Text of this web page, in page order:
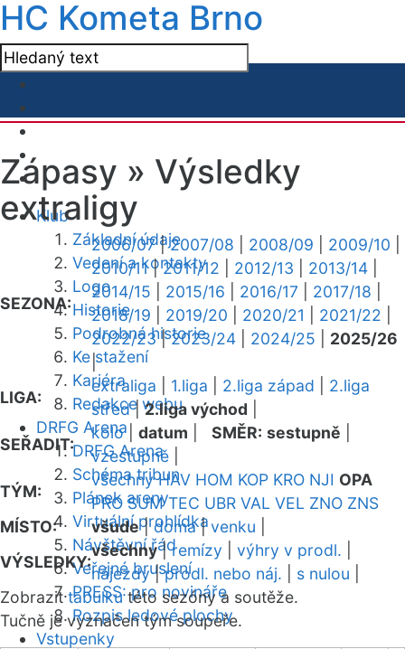
HC Kometa Brno
Klub
Základní údaje
Vedení a kontakty
Logo
Historie
Podrobná historie
Ke stažení
Kariéra
Redakce webu
DRFG Arena
DRFG Arena
Schéma tribun
Plánek areny
Virtuální prohlídka
Návštěvní řád
Veřejné bruslení
PRESS: pro novináře
Rozpis ledové plochy
Vstupenky
Zápasy » Výsledky
extraligy
SEZONA:
2006/07|2007/08 2008/09 2009/10
2010/11|2011/12 2012/13 2013/14
2014/15
2015/16 2016/17 2017/18
2018/19
2019/20 2020/21 2021/22
2022/23|2023/24 2024/25
2025/26
|
LIGA:
extraliga 1.liga 2.liga západ
2.liga
střed|2.liga východ
SEŘADIT:
kolo| datum SMĚR: sestupně
vzestupně
TÝM:
všechny HAV HOM KOP KRO NJI OPA
PRO SUM TEC UBR VAL VEL ZNO ZNS
MÍSTO:
všude|doma|venku
VÝSLEDKY:
všechny|remízy výhry v prodl.
nájezdy|prodl. nebo náj. s nulou
Zobrazittabulkutéto sezóny a soutěže.
Tučně je vyznačen tým soupeře.